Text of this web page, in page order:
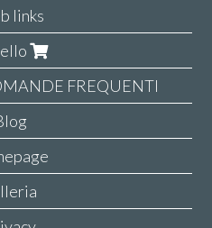
links
FREQUENTI